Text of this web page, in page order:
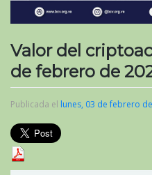
Valor del
de febrero de
Publicada el lunes, 03 de febrero